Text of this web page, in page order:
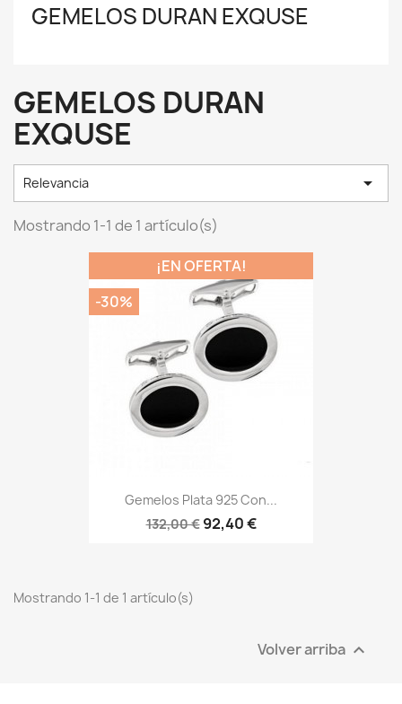
GEMELOS DURAN EXQUSE
GEMELOS DURAN
EXQUSE
Relevancia 
Mostrando 1-1 de 1 artículo(s)
Gemelos Plata 925 Con...
132,00 € 92,40 €
¡EN OFERTA!
-30%
Mostrando 1-1 de 1 artículo(s)
Volver arriba 